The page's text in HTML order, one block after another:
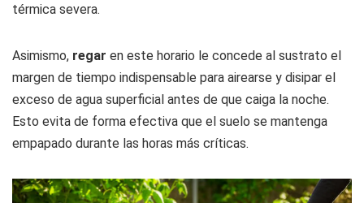
térmica severa.
Asimismo, regar en este horario le concede al sustrato el
margen de tiempo indispensable para airearse y disipar el
exceso de agua superficial antes de que caiga la noche.
Esto evita de forma efectiva que el suelo se mantenga
empapado durante las horas más críticas.